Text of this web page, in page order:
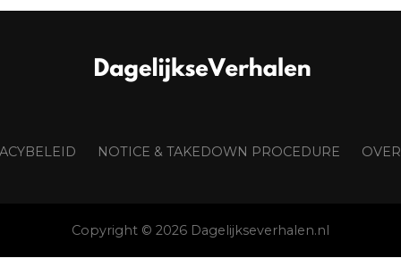
NOTICE & TAKEDOWN PROCEDURE
Copyright © 2026 Dagelijkseverhalen.nl